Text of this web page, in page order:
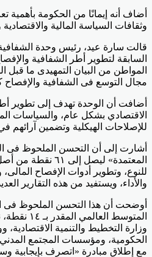
أضاف أنه إيمانًا من الحكومة
وثقافات السياسة المالية
قالت سارة عيد، رئيس وحدة
السابقة لتطوير أطر الشفافية
المواطن من البيان التمهيدى ما
مجال التوسع فى الشفافية
أضافت أن الوحدة تهدف إلى تطوير
الاقتصادي بشكل عام، والسياسات
للإصلاحات الهيكلية وتضمين آرائهم
أشارت إلى أن التحسن الملحوظ فى
للنوع، وتطوير أدوات الإفصاح
والأداء، ويستفيد من هذه التقارير
وزارة التخطيط والتنمية
الحكومية، ومؤسسات المجتمع
مع إطلاق مبادرة «اتصرف بإيجابية